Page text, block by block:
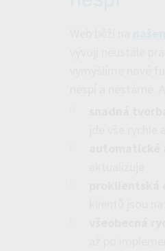
vývoji neustále
vymýšlíme nové
nespí a
až po